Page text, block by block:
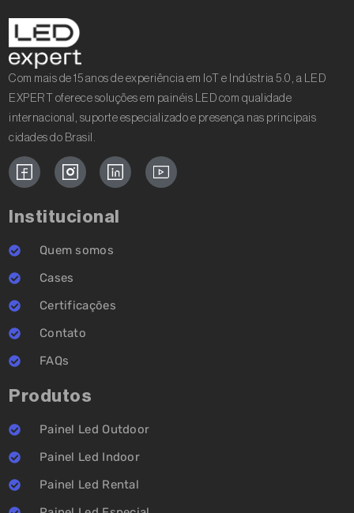
Com mais de 15 anos de experiência em IoT e Indústria 5.0, a LED
EXPERT oferece soluções em painéis LED com qualidade
internacional, suporte especializado e presença nas principais
cidades do Brasil.
Institucional
Quem somos
Cases
Certificações
Contato
FAQs
Produtos
Painel Led Outdoor
Painel Led Indoor
Painel Led Rental